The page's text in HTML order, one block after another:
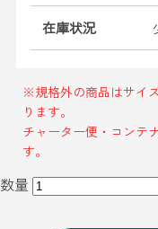
在庫状況
※規格外の商品はサイ
ります。
チャーター便・コンテ
す。
数量